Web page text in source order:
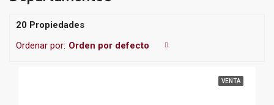
20 Propiedades
Ordenar por: Orden por defecto
VENTA